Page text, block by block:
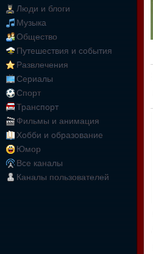
Люди и блоги
Музыка
Общество
Путешествия и события
Развлечения
Сериалы
Спорт
Транспорт
Фильмы и анимация
Хобби и образование
Юмор
Все каналы
Каналы пользователей